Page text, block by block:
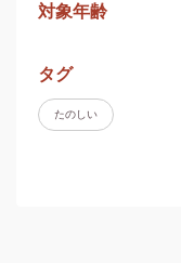
対象年齢
タグ
たのしい